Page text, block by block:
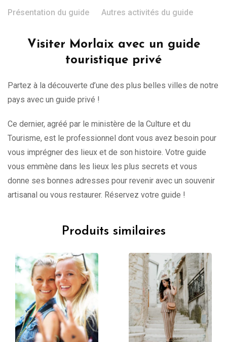
Présentation du guide Autres activités du guide
Visiter Morlaix avec un guide
touristique privé
Partez à la découverte d’une des plus belles villes de notre
pays avec un guide privé !
Ce dernier, agréé par le ministère de la Culture et du
Tourisme, est le professionnel dont vous avez besoin pour
vous imprégner des lieux et de son histoire. Votre guide
vous emmène dans les lieux les plus secrets et vous
donne ses bonnes adresses pour revenir avec un souvenir
artisanal ou vous restaurer. Réservez votre guide !
Produits similaires